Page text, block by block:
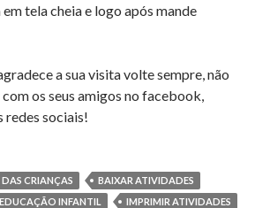
tela cheia e logo após mande
a sua visita volte sempre, não
os seus amigos no facebook,
redes sociais!
CRIANÇAS
BAIXAR ATIVIDADES
EDUCAÇÃO INFANTIL
IMPRIMIR ATIVIDADES